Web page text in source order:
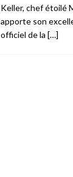
Keller, chef étoilé
apporte son
officiel de la […]